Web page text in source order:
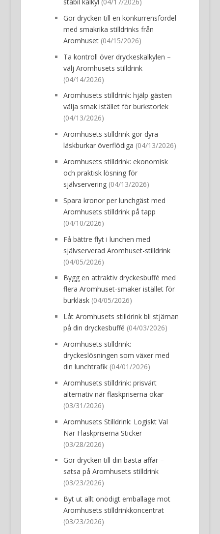
Gör drycken till en konkurrensfördel
med smakrika stilldrinks från
Aromhuset(04/15/2026)
Ta kontroll över dryckeskalkylen –
välj Aromhusets stilldrink
(04/14/2026)
Aromhusets stilldrink: hjälp gästen
välja smak istället för burkstorlek
(04/13/2026)
Aromhusets stilldrink gör dyra
läskburkar överflödiga (04/13/2026)
Aromhusets stilldrink: ekonomisk
och praktisk lösning för
självservering(04/13/2026)
Spara kronor per lunchgäst med
Aromhusets stilldrink på tapp
(04/10/2026)
Få bättre flyt i lunchen med
självserverad Aromhuset-stilldrink
(04/05/2026)
Bygg en attraktiv dryckesbuffé med
flera Aromhuset-smaker istället för
burkläsk(04/05/2026)
Låt Aromhusets stilldrink bli stjärnan
på din dryckesbuffé (04/03/2026)
Aromhusets stilldrink:
dryckeslösningen som växer med
din lunchtrafik(04/01/2026)
Aromhusets stilldrink: prisvärt
alternativ när flaskpriserna ökar
(03/31/2026)
Aromhusets Stilldrink: Logiskt Val
När Flaskpriserna Sticker
(03/28/2026)
Gör drycken till din bästa affär –
satsa på Aromhusets stilldrink
(03/23/2026)
Byt ut allt onödigt emballage mot
Aromhusets stilldrinkkoncentrat
(03/23/2026)